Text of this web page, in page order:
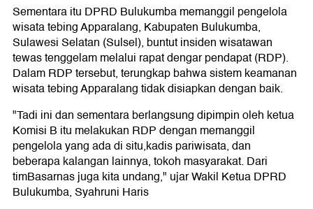
Sementara itu DPRD Bulukumba memanggil pengelola
wisata tebing Apparalang, Kabupaten Bulukumba,
Sulawesi Selatan (Sulsel), buntut insiden wisatawan
tewas tenggelam melalui rapat dengar pendapat (RDP).
Dalam RDP tersebut, terungkap bahwa sistem keamanan
wisata tebing Apparalang tidak disiapkan dengan baik.
"Tadi ini dan sementara berlangsung dipimpin oleh ketua
Komisi B itu melakukan RDP dengan memanggil
pengelola yang ada di situ,kadis pariwisata, dan
beberapa kalangan lainnya, tokoh masyarakat. Dari
timBasarnas juga kita undang," ujar Wakil Ketua DPRD
Bulukumba, Syahruni Haris